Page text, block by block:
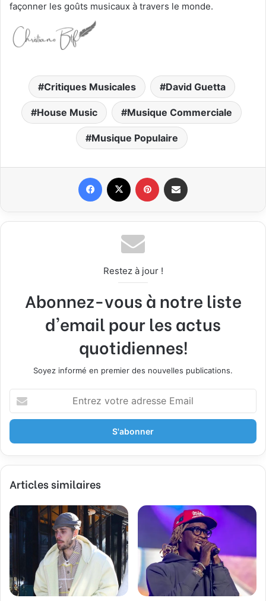
façonner les goûts musicaux à travers le monde.
Critiques Musicales David Guetta
House Music Musique Commerciale
Musique Populaire
Restez à jour !
Abonnez-vous à notre liste
d'email pour les actus
quotidiennes!
Soyez informé en premier des nouvelles publications.
t
e
z
o
r
e
a
s
s
Articles similaires